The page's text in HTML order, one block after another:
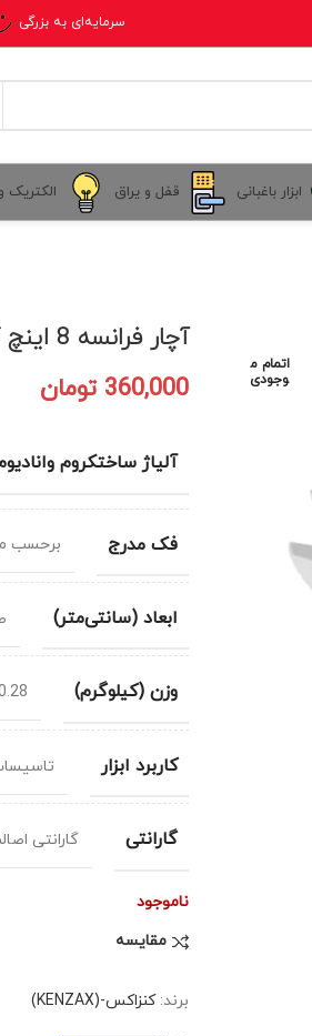
سرمایه‌ای به بزرگی
ابزار باغبانی قفل و یراق الکتریک
اتمام م
وجودی
آچار فرانسه 8 اینچ کنزاکس مدل KWT-408
360,000 تومان
آلیاژ ساختکروم وانادیوم فک مدرجبرحسب میلی‌متر ابعاد
فک مدرج برحسب
ابعاد (سانتی‌متر)
وزن (کیلوگرم)
کاربرد ابزار
گارانتی گارانتی
ناموجود
مقایسه
برند:کنزاکس-(KENZAX)